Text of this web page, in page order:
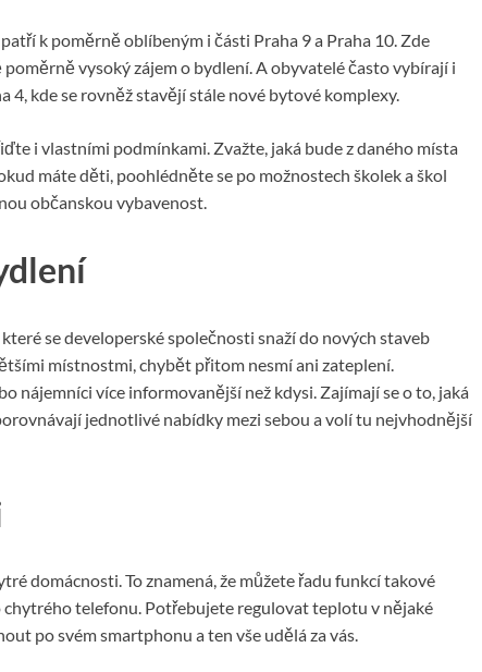
k poměrně oblíbeným i části Praha 9 a Praha 10. Zde
vysoký zájem o bydlení. A obyvatelé často vybírají i
4, kde se rovněž stavějí stále nové bytové komplexy.
i vlastními podmínkami. Zvažte, jaká bude z daného místa
máte děti, poohlédněte se po možnostech školek a škol
občanskou vybavenost.
se developerské společnosti snaží do nových staveb
místnostmi, chybět přitom nesmí ani zateplení.
nájemníci více informovanější než kdysi. Zajímají se o to, jaká
jednotlivé nabídky mezi sebou a volí tu nejvhodnější
domácnosti. To znamená, že můžete řadu funkcí takové
telefonu. Potřebujete regulovat teplotu v nějaké
po svém smartphonu a ten vše udělá za vás.